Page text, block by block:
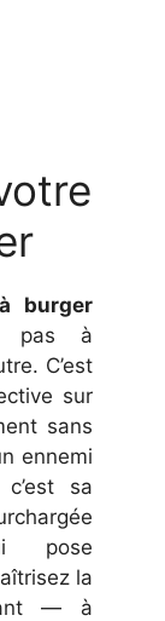
burger
pas à
C’est
sur
sans
ennemi
sa
pose
la
— à